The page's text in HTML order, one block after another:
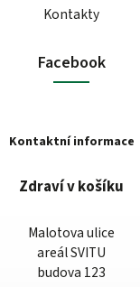
Kontakty
Facebook
Kontaktní informace
Zdraví v košíku
Malotova ulice
areál SVITU
budova 123